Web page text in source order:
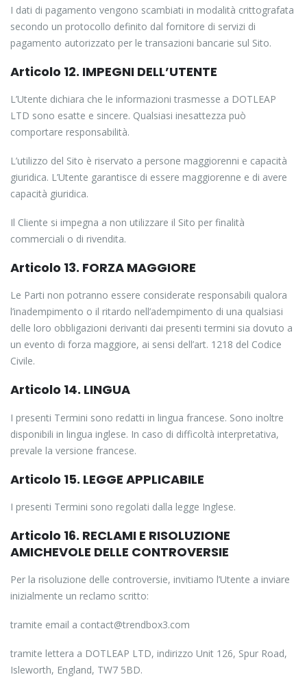
I dati di pagamento vengono scambiati in modalità crittografata
secondo un protocollo definito dal fornitore di servizi di
pagamento autorizzato per le transazioni bancarie sul Sito.
Articolo 12. IMPEGNI DELL’UTENTE
L’Utente dichiara che le informazioni trasmesse a DOTLEAP
LTD sono esatte e sincere. Qualsiasi inesattezza può
comportare responsabilità.
L’utilizzo del Sito è riservato a persone maggiorenni e capacità
giuridica. L’Utente garantisce di essere maggiorenne e di avere
capacità giuridica.
Il Cliente si impegna a non utilizzare il Sito per finalità
commerciali o di rivendita.
Articolo 13. FORZA MAGGIORE
Le Parti non potranno essere considerate responsabili qualora
l’inadempimento o il ritardo nell’adempimento di una qualsiasi
delle loro obbligazioni derivanti dai presenti termini sia dovuto a
un evento di forza maggiore, ai sensi dell’art. 1218 del Codice
Civile.
Articolo 14. LINGUA
I presenti Termini sono redatti in lingua francese. Sono inoltre
disponibili in lingua inglese. In caso di difficoltà interpretativa,
prevale la versione francese.
Articolo 15. LEGGE APPLICABILE
I presenti Termini sono regolati dalla legge Inglese.
Articolo 16. RECLAMI E RISOLUZIONE
AMICHEVOLE DELLE CONTROVERSIE
Per la risoluzione delle controversie, invitiamo l’Utente a inviare
inizialmente un reclamo scritto:
tramite email a contact@trendbox3.com
tramite lettera a DOTLEAP LTD, indirizzo Unit 126, Spur Road,
Isleworth, England, TW7 5BD.